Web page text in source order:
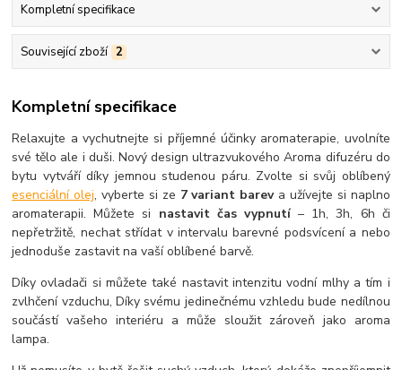
Kompletní specifikace
Související zboží 2
Kompletní specifikace
Relaxujte a vychutnejte si příjemné účinky aromaterapie, uvolníte
své tělo ale i duši. Nový design ultrazvukového Aroma difuzéru do
bytu vytváří díky jemnou studenou páru. Zvolte si svůj oblíbený
esenciální olej, vyberte si ze 7 variant bareva užívejte si naplno
aromaterapii. Můžete si nastavit čas vypnutí– 1h, 3h, 6h či
nepřetržitě, nechat střídat v intervalu barevné podsvícení a nebo
jednoduše zastavit na vaší oblíbené barvě.
Díky ovladači si můžete také nastavit intenzitu vodní mlhy a tím i
zvlhčení vzduchu, Díky svému jedinečnému vzhledu bude nedílnou
součástí vašeho interiéru a může sloužit zároveň jako aroma
lampa.